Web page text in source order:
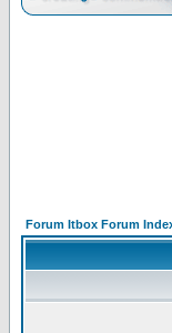
Forum Itbox Forum